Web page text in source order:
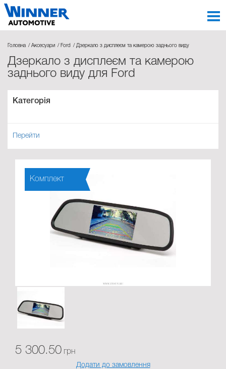
Головна Аксесуари Ford Дзеркало з дисплеєм та камерою заднього виду
Дзеркало з дисплеєм та камерою
заднього виду для Ford
Категорія
Перейти
Комплект
5 300.50 грн
Додати до замовлення